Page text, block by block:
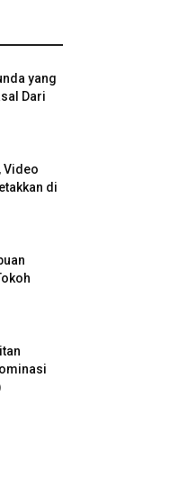
yang
Dari
Video
di